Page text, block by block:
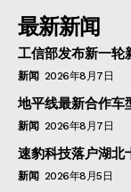
最新新闻
工信部发布新一轮
新闻 2026年8月7日
地平线最新合作
新闻 2026年8月7日
速豹科技落户湖北
新闻 2026年8月5日